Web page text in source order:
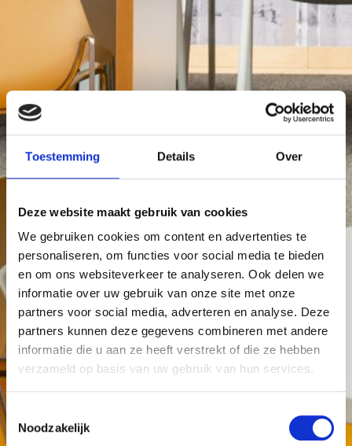
Toestemming Details Over
Deze website maakt gebruik van cookies
We gebruiken cookies om content en advertenties te
personaliseren, om functies voor social media te bieden
en om ons websiteverkeer te analyseren. Ook delen we
informatie over uw gebruik van onze site met onze
partners voor social media, adverteren en analyse. Deze
partners kunnen deze gegevens combineren met andere
informatie die u aan ze heeft verstrekt of die ze hebben
verzameld op basis van uw gebruik van hun services.
Toestemmingsselectie
Noodzakelijk